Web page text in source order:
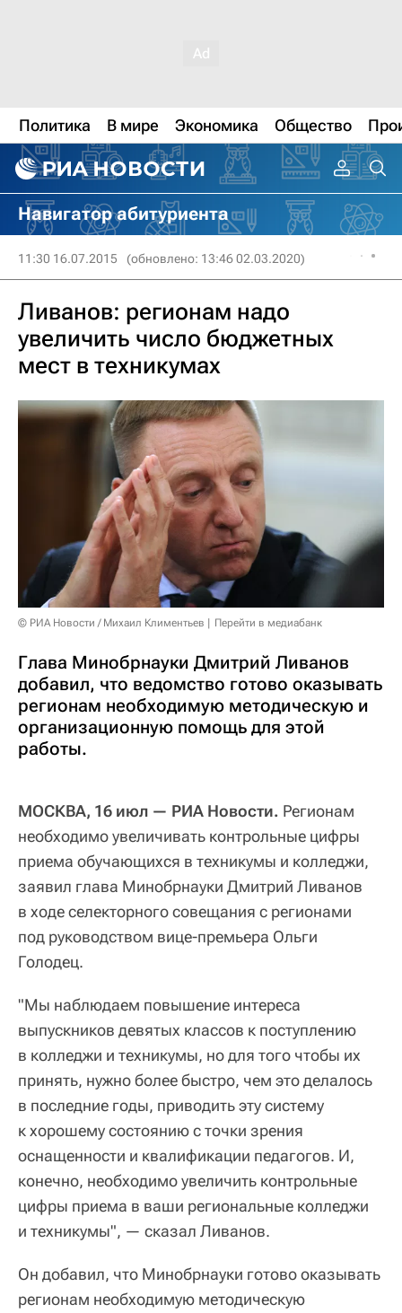
Политика В мире Экономика Общество
Навигатор абитуриента
11:30 16.07.2015 (обновлено: 13:46 02.03.2020)
Ливанов: регионам надо
увеличить число бюджетных
мест в техникумах
© РИА Новости / Михаил Климентьев Перейти в медиабанк
Глава Минобрнауки Дмитрий Ливанов
добавил, что ведомство готово оказывать
регионам необходимую методическую и
организационную помощь для этой
работы.
МОСКВА, 16 июл — РИА Новости. Регионам
необходимо увеличивать контрольные цифры
приема обучающихся в техникумы и колледжи,
заявил глава Минобрнауки Дмитрий Ливанов
в ходе селекторного совещания с регионами
под руководством вице-премьера Ольги
Голодец.
"Мы наблюдаем повышение интереса
выпускников девятых классов к поступлению
в колледжи и техникумы, но для того чтобы их
принять, нужно более быстро, чем это делалось
в последние годы, приводить эту систему
к хорошему состоянию с точки зрения
оснащенности и квалификации педагогов. И,
конечно, необходимо увеличить контрольные
цифры приема в ваши региональные колледжи
и техникумы", — сказал Ливанов.
Он добавил, что Минобрнауки готово оказывать
регионам необходимую методическую